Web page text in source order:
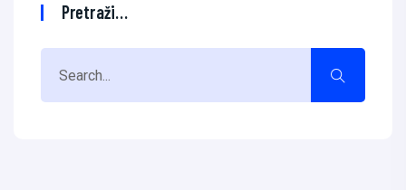
Pretraži…